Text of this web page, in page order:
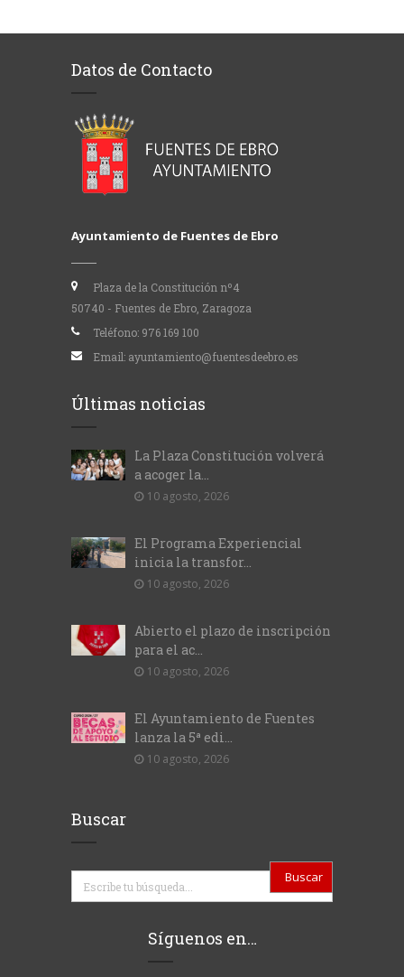
Datos de Contacto
Ayuntamiento de Fuentes de Ebro
Plaza de la Constitución nº4
50740 - Fuentes de Ebro, Zaragoza
Teléfono: 976 169 100
Email: ayuntamiento@fuentesdeebro.es
Últimas noticias
La Plaza Constitución volverá
a acoger la...
10 agosto, 2026
El Programa Experiencial
inicia la transfor...
10 agosto, 2026
Abierto el plazo de inscripción
para el ac...
10 agosto, 2026
El Ayuntamiento de Fuentes
lanza la 5ª edi...
10 agosto, 2026
Buscar
Buscar
Síguenos en…